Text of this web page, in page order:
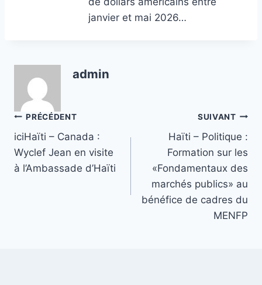
janvier et mai 2026…
admin
Navigation
de
l’article
PRÉCÉDENT
iciHaïti – Canada :
Wyclef Jean en visite
à l’Ambassade d’Haïti
SUIVANT
Haïti – Politique :
Formation sur les
«Fondamentaux des
marchés publics» au
bénéfice de cadres du
MENFP